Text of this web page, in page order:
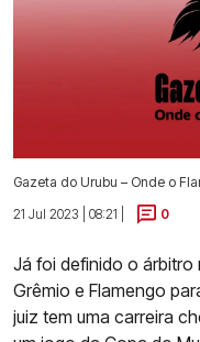
Gazeta do Urubu – Onde o
21 Jul 2023 | 08:21 |
0
Já foi definido o árbitro
Grêmio e Flamengo
juiz tem uma carreira